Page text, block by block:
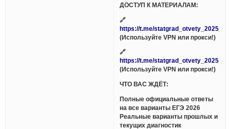
ДОСТУП К МАТЕРИАЛАМ:
🔗
https://t.me/
(Используйте VPN или прокси!)
🔗
https://t.me/
(Используйте VPN или прокси!)
ЧТО ВАС ЖДЁТ:
Полные официальные ответы
на все варианты ЕГЭ 2026
Реальные варианты прошлых и
текущих диагностик